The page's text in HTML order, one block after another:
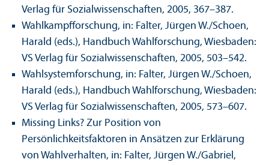
Verlag für Sozialwissenschaften, 2005, 367–387.
Wahlkampfforschung, in: Falter, Jürgen W./Schoen,
Harald (eds.), Handbuch Wahlforschung, Wiesbaden:
VS Verlag für Sozialwissenschaften, 2005, 503–542.
Wahlsystemforschung, in: Falter, Jürgen W./Schoen,
Harald (eds.), Handbuch Wahlforschung, Wiesbaden:
VS Verlag für Sozialwissenschaften, 2005, 573–607.
Missing Links? Zur Position von
Persönlichkeitsfaktoren in Ansätzen zur Erklärung
von Wahlverhalten, in: Falter, Jürgen W./Gabriel,